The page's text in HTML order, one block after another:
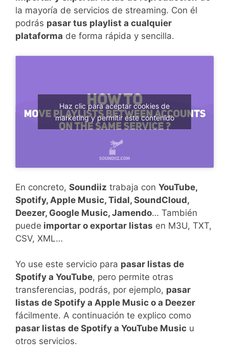
la mayoría de servicios de streaming. Con él
podrás pasar tus playlist a cualquier
plataforma de forma rápida y sencilla.
Haz clic para aceptar cookies de
marketing y permitir este contenido
En concreto, Soundiiz trabaja con YouTube,
Spotify, Apple Music, Tidal, SoundCloud,
Deezer, Google Music, Jamendo… También
puede importar o exportar listas en M3U, TXT,
CSV, XML…
Yo use este servicio para pasar listas de
Spotify a YouTube, pero permite otras
transferencias, podrás, por ejemplo, pasar
listas de Spotify a Apple Music o a Deezer
fácilmente. A continuación te explico como
pasar listas de Spotify a YouTube Music u
otros servicios.